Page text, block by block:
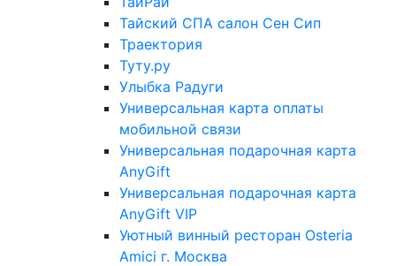
Тайский СПА салон Сен Сип
Траектория
Туту.ру
Улыбка Радуги
Универсальная карта оплаты
мобильной связи
Универсальная подарочная карта
AnyGift
Универсальная подарочная карта
AnyGift VIP
Уютный винный ресторан Osteria
Amici г. Москва